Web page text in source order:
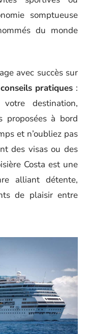
somptueuse
du monde
avec succès sur
conseils pratiques :
destination,
proposées à bord
et n’oubliez pas
des visas ou des
Costa est une
alliant détente,
de plaisir entre